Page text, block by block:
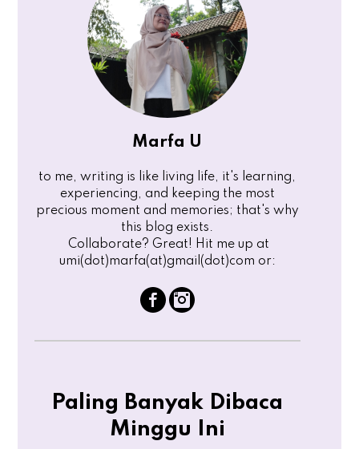
Marfa U
to me, writing is like living life, it's learning,
experiencing, and keeping the most
precious moment and memories; that's why
this blog exists.
Collaborate? Great! Hit me up at
umi(dot)marfa(at)gmail(dot)com or:
Paling Banyak Dibaca
Minggu Ini